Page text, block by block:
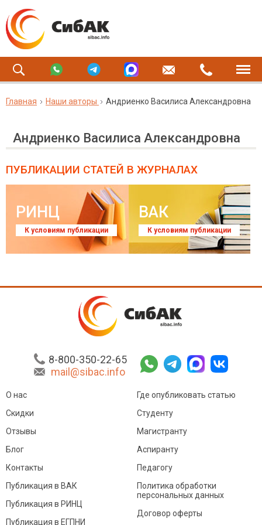
Главная Наши авторы Андриенко Василиса Александровна
Андриенко Василиса Александровна
ПУБЛИКАЦИИ СТАТЕЙ В ЖУРНАЛАХ
РИНЦ
К условиям публикации
ВАК
К условиям публикации
8-800-350-22-65
mail@sibac.info
О нас
Скидки
Отзывы
Блог
Контакты
Где опубликовать статью
Студенту
Магистранту
Аспиранту
Педагогу
Публикация в ВАК
Публикация в РИНЦ
Публикация в ЕГПНИ
Политика обработки
персональных данных
Договор оферты